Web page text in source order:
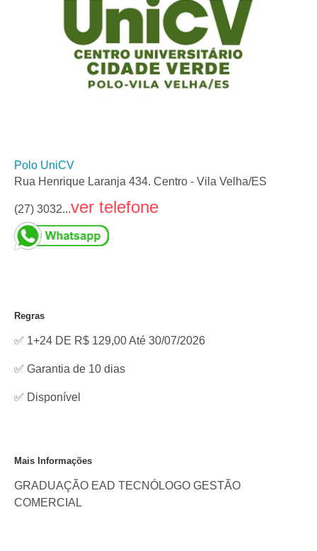
Polo UniCV
Rua Henrique Laranja 434. Centro - Vila Velha/ES
(27) 3032...ver telefone
Regras
✅ 1+24 DE R$ 129,00 Até 30/07/2026
✅ Garantia de 10 dias
✅ Disponível
Mais Informações
GRADUAÇÃO EAD TECNÓLOGO GESTÃO
COMERCIAL